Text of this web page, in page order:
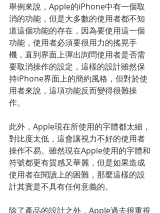
舉例來說，Apple的iPhone中有一個取
消的功能，但是大多數的使用者都不知
道這個功能的存在，因為要使用這一個
功能，使用者必須要很用力的搖晃手
機，直到界面上彈出詢問使用者是否需
要取消操作的設定，這樣的設計雖然保
持iPhone界面上的簡約風格，但對於使
用者來說，這項功能反而變得很難操
作。
此外，Apple現在所使用的字體都太細，
對比度太低，這會讓視力不好的使用者
操作不易。雖然現在Apple使用的字體和
符號都更有質感又華麗，但是如果造成
使用者在閱讀上的困難，那麼這樣的設
計其實是不具有任何意義的。
除了產品的設計之外，Apple過去很重視